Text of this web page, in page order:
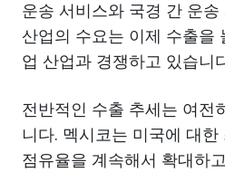
운송 서비스와 국경 간 운
산업의 수요는 이제 수출을
업 산업과 경쟁하고 있습니
전반적인 수출 추세는 여전
니다. 멕시코는 미국에 대
점유율을 계속해서 확대하